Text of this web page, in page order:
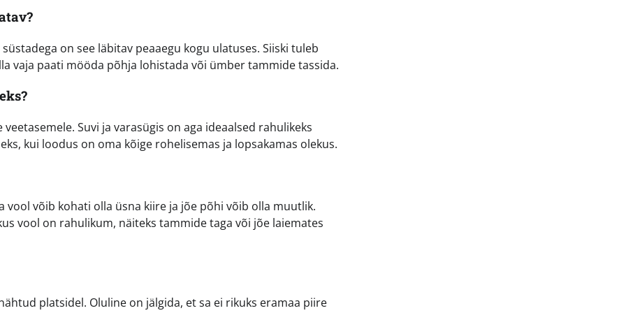
on see läbitav peaaegu kogu ulatuses. Siiski tuleb
vaja paati mööda põhja lohistada või ümber tammide tassida.
Suvi ja varasügis on aga ideaalsed rahulikeks
kui loodus on oma kõige rohelisemas ja lopsakamas olekus.
võib kohati olla üsna kiire ja jõe põhi võib olla muutlik.
vool on rahulikum, näiteks tammide taga või jõe laiemates
platsidel. Oluline on jälgida, et sa ei rikuks eramaa piire